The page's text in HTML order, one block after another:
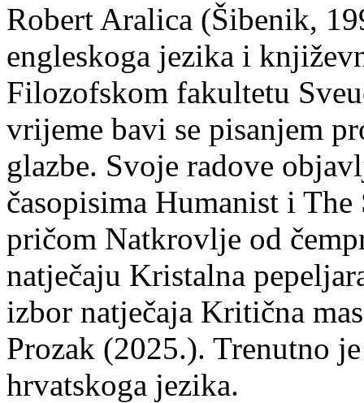
Robert Aralica (Šibenik,
engleskoga jezika i
Filozofskom fakultetu
vrijeme bavi se pisanjem
glazbe. Svoje radove
časopisima Humanist i
pričom Natkrovlje od
natječaju Kristalna
izbor natječaja Kritična
Prozak (2025.). Trenutno
hrvatskoga jezika.